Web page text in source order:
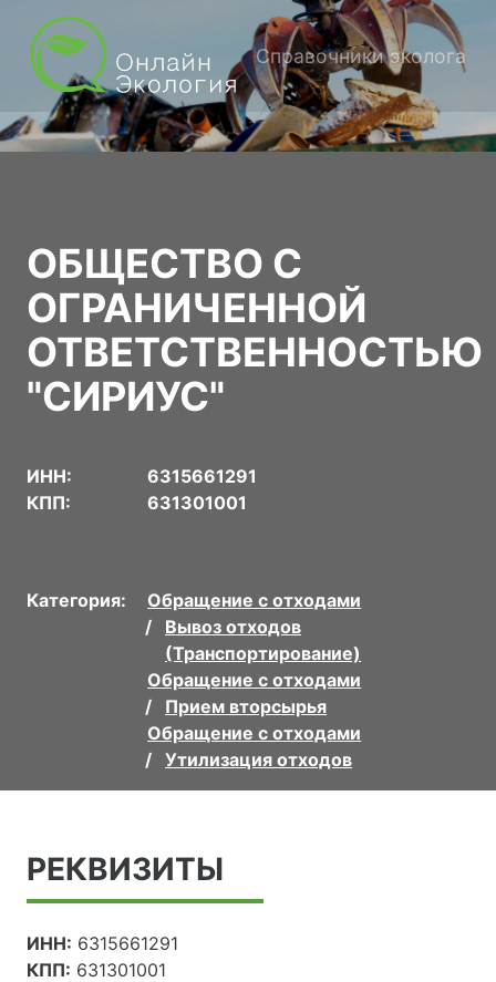
Справочники эколога
ОБЩЕСТВО С
ОГРАНИЧЕННОЙ
ОТВЕТСТВЕННОСТЬЮ
"СИРИУС"
ИНН:
6315661291
КПП:
631301001
Категория:
Обращение с отходами
Вывоз отходов
(Транспортирование)
Обращение с отходами
Прием вторсырья
Обращение с отходами
Утилизация отходов
РЕКВИЗИТЫ
ИНН: 6315661291
КПП: 631301001